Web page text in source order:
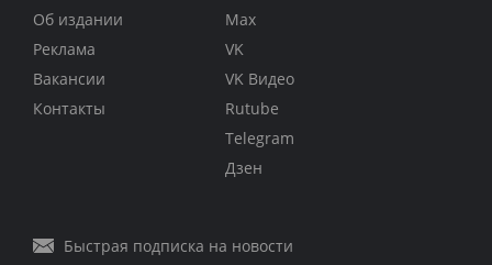
Об издании
Реклама
Вакансии
Контакты
Max
VK
VK Видео
Rutube
Telegram
Дзен
Быстрая подписка на новости